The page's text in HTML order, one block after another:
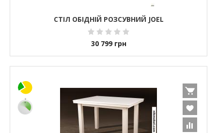
СТІЛ ОБІДНІЙ РОЗСУВНИЙ JOEL
30 799 грн